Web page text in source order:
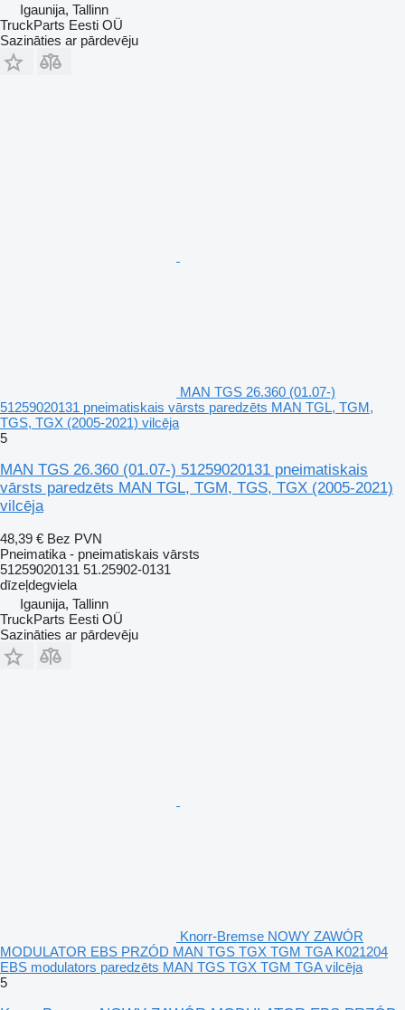
Igaunija, Tallinn
TruckParts Eesti OÜ
Sazināties ar pārdevēju
MAN TGS 26.360 (01.07-)
51259020131 pneimatiskais vārsts paredzēts MAN TGL, TGM,
TGS, TGX (2005-2021) vilcēja
5
MAN TGS 26.360 (01.07-) 51259020131 pneimatiskais
vārsts paredzēts MAN TGL, TGM, TGS, TGX (2005-2021)
vilcēja
48,39 € Bez PVN
Pneimatika - pneimatiskais vārsts
51259020131 51.25902-0131
dīzeļdegviela
Igaunija, Tallinn
TruckParts Eesti OÜ
Sazināties ar pārdevēju
Knorr-Bremse NOWY ZAWÓR
MODULATOR EBS PRZÓD MAN TGS TGX TGM TGA K021204
EBS modulators paredzēts MAN TGS TGX TGM TGA vilcēja
5